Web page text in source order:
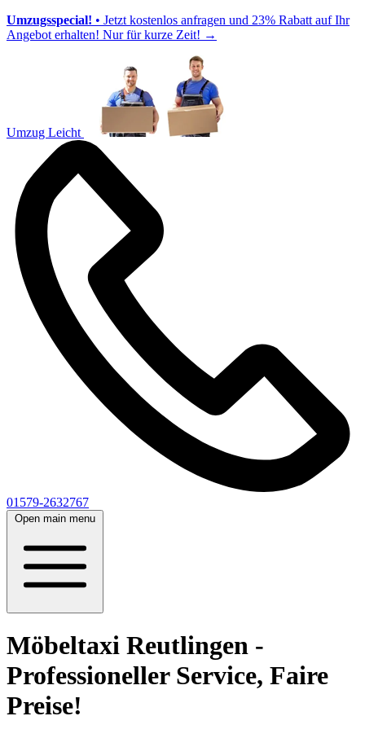
Umzugsspecial! • Jetzt kostenlos anfragen und 23% Rabatt auf Ihr
Angebot erhalten! Nur für kurze Zeit! →
Umzug Leicht
01579-2632767
Open main menu
Möbeltaxi Reutlingen -
Professioneller Service, Faire
Preise!